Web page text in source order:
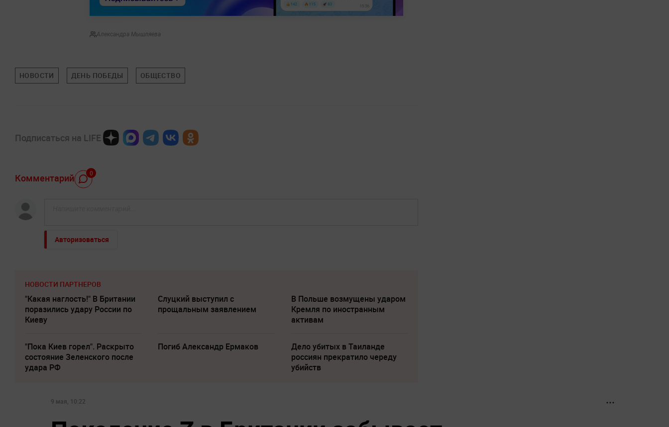
Александра Мышляева
НОВОСТИ ДЕНЬ ПОБЕДЫ ОБЩЕСТВО
Подписаться на LIFE
Комментарий 0
Авторизоваться
НОВОСТИ ПАРТНЕРОВ
"Какая наглость!" В Британии
поразились удару России по
Киеву
Слуцкий выступил с
прощальным заявлением
В Польше возмущены ударом
Кремля по иностранным
активам
"Пока Киев горел". Раскрыто
состояние Зеленского после
удара РФ
Погиб Александр Ермаков
Дело убитых в Таиланде
россиян прекратило череду
убийств
9 мая, 10:22